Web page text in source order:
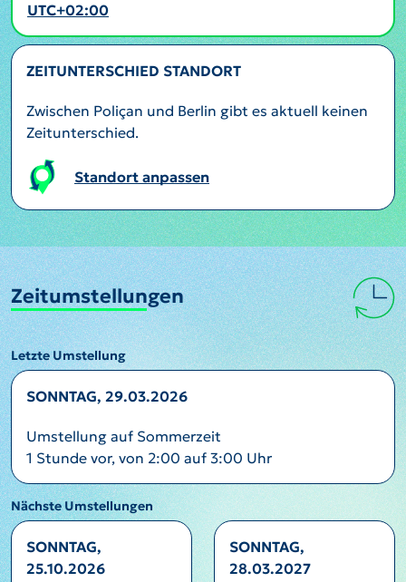
UTC+02:00
ZEITUNTERSCHIED STANDORT
Zwischen Poliçan und Berlin gibt es aktuell keinen
Zeitunterschied.
Standort anpassen
Zeitumstellungen
Letzte Umstellung
SONNTAG, 29.03.2026
Umstellung auf Sommerzeit
1 Stunde vor, von 2:00 auf 3:00 Uhr
Nächste Umstellungen
SONNTAG,
25.10.2026
SONNTAG,
28.03.2027